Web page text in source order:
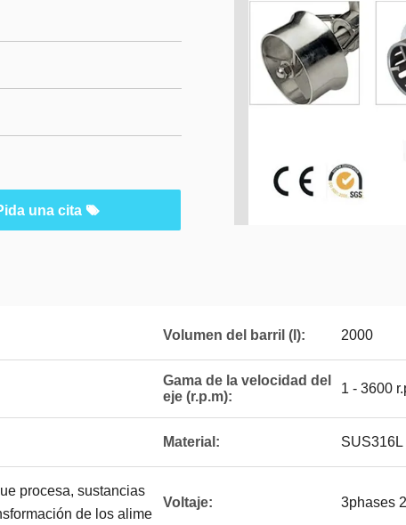
una cita
Volumen del barril (l): 2000
Gama de la velocidad del
eje (r.p.m):
1 - 3600
Material: SUS316L
procesa, sustancias
de los alime
Voltaje: 3phases